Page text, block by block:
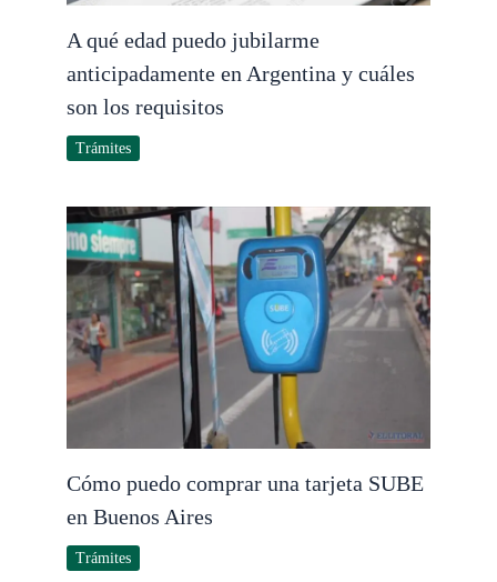
A qué edad puedo jubilarme
anticipadamente en Argentina y cuáles
son los requisitos
Trámites
Cómo puedo comprar una tarjeta SUBE
en Buenos Aires
Trámites